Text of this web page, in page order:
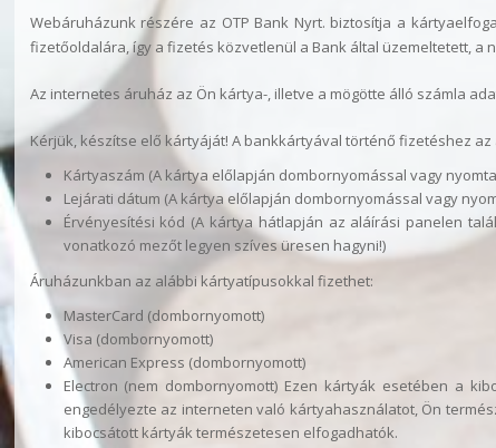
Webáruházunk részére az OTP Bank Nyrt. biztosítja a
fizetőoldalára, így a fizetés közvetlenül a Bank által üzemeltetett,
Az internetes áruház az Ön kártya-, illetve a mögötte álló számla
Kérjük, készítse elő kártyáját! A bankkártyával történő fizetéshez
Kártyaszám (A kártya előlapján dombornyomással vagy
Lejárati dátum (A kártya előlapján dombornyomással vagy
Érvényesítési kód (A kártya hátlapján az aláírási panelen
vonatkozó mezőt legyen szíves üresen hagyni!)
Áruházunkban az alábbi kártyatípusokkal fizethet:
MasterCard (dombornyomott)
Visa (dombornyomott)
American Express (dombornyomott)
Electron (nem dombornyomott) Ezen kártyák esetében a
engedélyezte az interneten való kártyahasználatot, Ön
kibocsátott kártyák természetesen elfogadhatók.